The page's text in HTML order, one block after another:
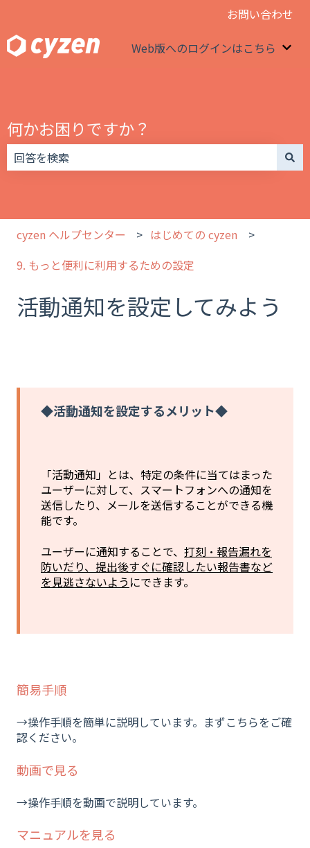
お問い合わせ
Web版へのログインはこちら
何かお困りですか？
cyzen ヘルプセンター
はじめての cyzen
9. もっと便利に利用するための設定
活動通知を設定してみよう
◆活動通知を設定するメリット◆
「活動通知」とは、特定の条件に当てはまった
ユーザーに対して、スマートフォンへの通知を
送信したり、メールを送信することができる機
能です。
ユーザーに通知することで、 打刻・報告漏れを
防いだり、提出後すぐに確認したい報告書など
を見逃さないよう にできます。
簡易手順
→操作手順を簡単に説明しています。まずこちらをご確
認ください。
動画で見る
→操作手順を動画で説明しています。
マニュアルを見る